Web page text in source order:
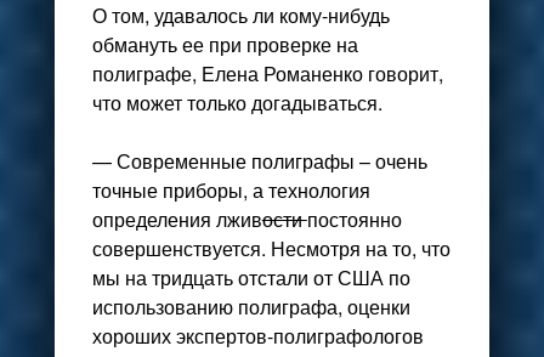
О том, удавалось ли кому-нибудь
обмануть ее при проверке на
полиграфе, Елена Романенко говорит,
что может только догадываться.
— Современные полиграфы – очень
точные приборы, а технология
определения лживостипостоянно
совершенствуется. Несмотря на то, что
мы на тридцать отстали от США по
использованию полиграфа, оценки
хороших экспертов-полиграфологов